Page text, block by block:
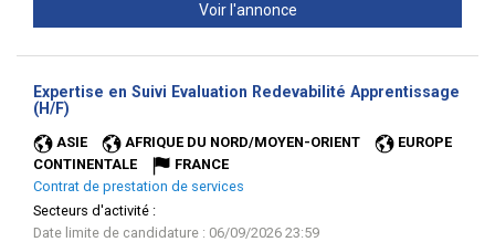
Voir l'annonce
Expertise en Suivi Evaluation Redevabilité Apprentissage
(H/F)
ASIE AFRIQUE DU NORD/MOYEN-ORIENT
EUROPE
CONTINENTALE
FRANCE
Contrat de prestation de services
Secteurs d'activité :
Date limite de candidature : 06/09/2026 23:59